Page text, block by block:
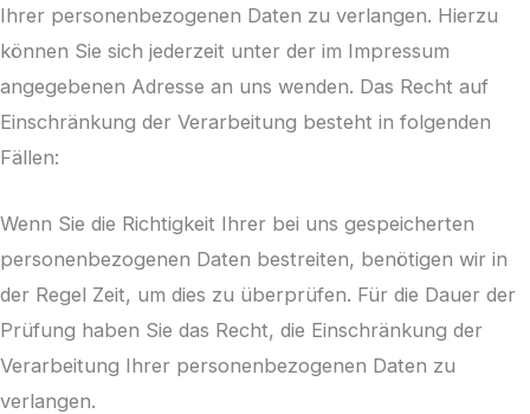
Ihrer personenbezogenen Daten zu verlangen. Hierzu
können Sie sich jederzeit unter der im Impressum
angegebenen Adresse an uns wenden. Das Recht auf
Einschränkung der Verarbeitung besteht in folgenden
Fällen:
Wenn Sie die Richtigkeit Ihrer bei uns gespeicherten
personenbezogenen Daten bestreiten, benötigen wir in
der Regel Zeit, um dies zu überprüfen. Für die Dauer der
Prüfung haben Sie das Recht, die Einschränkung der
Verarbeitung Ihrer personenbezogenen Daten zu
verlangen.